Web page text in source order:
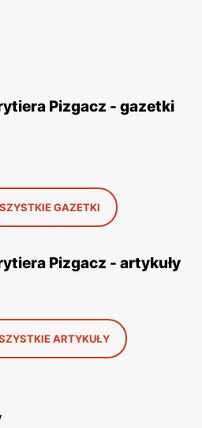
Pizgacz - gazetki
GAZETKI
Pizgacz - artykuły
ARTYKUŁY